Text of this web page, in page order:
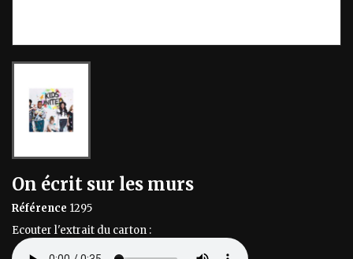
On écrit sur les murs
Référence 1295
Ecouter l'extrait du carton :